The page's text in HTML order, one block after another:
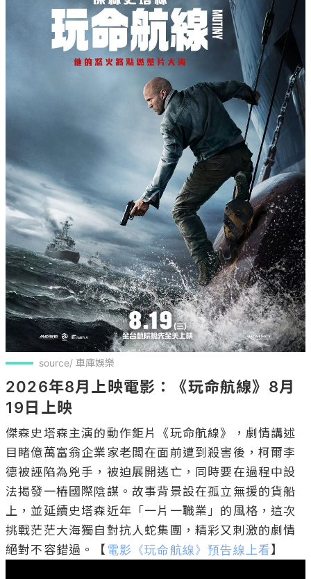
source/ 車庫娛樂
2026年8月上映電影：《玩命航線》8月
19日上映
傑森史塔森主演的動作鉅片《玩命航線》，劇情講述
目睹億萬富翁企業家老闆在面前遭到殺害後，柯爾李
德被誣陷為兇手，被迫展開逃亡，同時要在過程中設
法揭發一樁國際陰謀。故事背景設在孤立無援的貨船
上，並延續史塔森近年「一片一職業」的風格，這次
挑戰茫茫大海獨自對抗人蛇集團，精彩又刺激的劇情
絕對不容錯過。【 電影《玩命航線》預告線上看